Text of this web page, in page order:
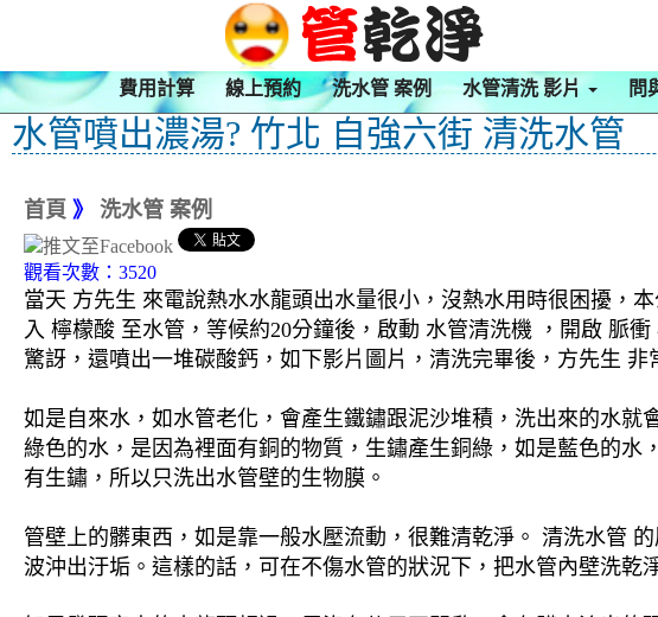
費用計算 線上預約 洗水管 案例 水管清洗 影片 問
水管噴出濃湯? 竹北 自強六街 清洗水管
首頁 》 洗水管 案例
觀看次數：3520
當天 方先生 來電說熱水水龍頭出水量很小，沒熱水用時很困擾，
入 檸檬酸 至水管，等候約20分鐘後，啟動 水管清洗機 ，開啟 脈
驚訝，還噴出一堆碳酸鈣，如下影片圖片，清洗完畢後，方先生
如是自來水，如水管老化，會產生鐵鏽跟泥沙堆積，洗出來的水
綠色的水，是因為裡面有銅的物質，生鏽產生銅綠，如是藍色的
有生鏽，所以只洗出水管壁的生物膜。
管壁上的髒東西，如是靠一般水壓流動，很難清乾淨。 清洗水管
波沖出汙垢。這樣的話，可在不傷水管的狀況下，把水管內壁洗乾